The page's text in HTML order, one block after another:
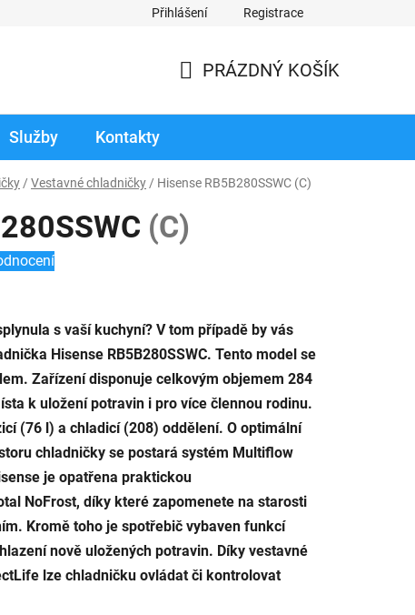
prodloužené záruky Reklamace zboží v záruční době
Přihlášení Registrace
PRÁZDNÝ KOŠÍK
Služby Kontakty
/ Vestavné chladničky / Hisense RB5B280SSWC (C)
(C)
s vaší kuchyní? V tom případě by vás
Hisense RB5B280SSWC. Tento model se
Zařízení disponuje celkovým objemem 284
k uložení potravin i pro více člennou rodinu.
(76 l) a chladicí (208) oddělení. O optimální
chladničky se postará systém Multiflow
je opatřena praktickou
NoFrost, díky které zapomenete na starosti
Kromě toho je spotřebič vybaven funkcí
nově uložených potravin. Díky vestavné
lze chladničku ovládat či kontrolovat